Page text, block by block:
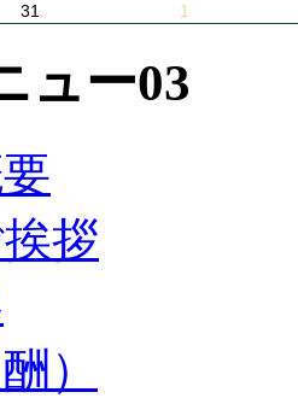
31 1
ュー03
拶
）